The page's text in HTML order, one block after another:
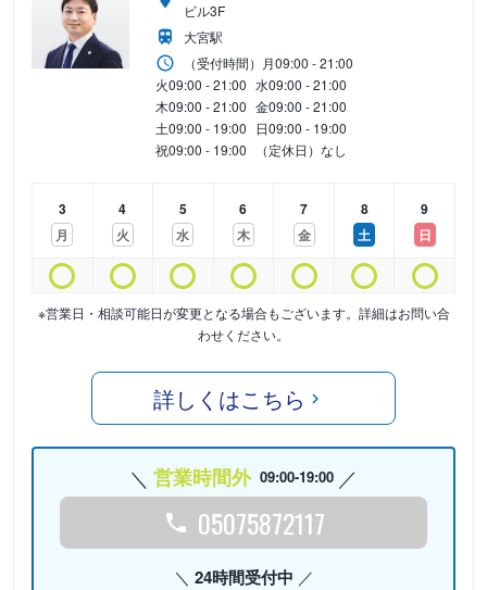
ビル3F
大宮駅
（受付時間） 月09:00 - 21:00
火09:00 - 21:00 水09:00 - 21:00
木09:00 - 21:00 金09:00 - 21:00
土09:00 - 19:00 日09:00 - 19:00
祝09:00 - 19:00 （定休日）なし
3
月
4
火
5
水
6
木
7
金
8
土
9
日
※営業日・相談可能日が変更となる場合もございます。詳細はお問い合
わせください。
詳しくはこちら
営業時間外 09:00-19:00
05075872117
24時間受付中